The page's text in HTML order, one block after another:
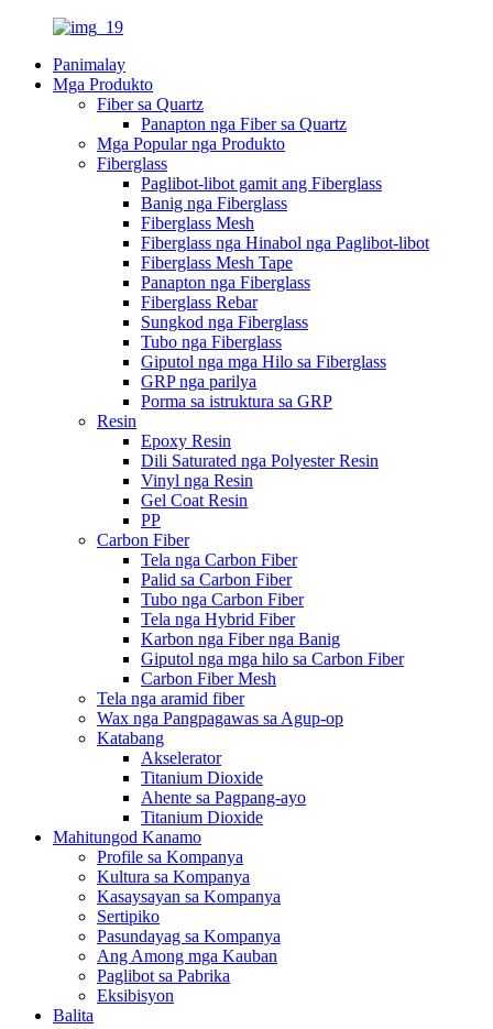
Panimalay
Mga Produkto
Fiber sa Quartz
Panapton nga Fiber sa Quartz
Mga Popular nga Produkto
Fiberglass
Paglibot-libot gamit ang Fiberglass
Banig nga Fiberglass
Fiberglass Mesh
Fiberglass nga Hinabol nga Paglibot-libot
Fiberglass Mesh Tape
Panapton nga Fiberglass
Fiberglass Rebar
Sungkod nga Fiberglass
Tubo nga Fiberglass
Giputol nga mga Hilo sa Fiberglass
GRP nga parilya
Porma sa istruktura sa GRP
Resin
Epoxy Resin
Dili Saturated nga Polyester Resin
Vinyl nga Resin
Gel Coat Resin
PP
Carbon Fiber
Tela nga Carbon Fiber
Palid sa Carbon Fiber
Tubo nga Carbon Fiber
Tela nga Hybrid Fiber
Karbon nga Fiber nga Banig
Giputol nga mga hilo sa Carbon Fiber
Carbon Fiber Mesh
Tela nga aramid fiber
Wax nga Pangpagawas sa Agup-op
Katabang
Akselerator
Titanium Dioxide
Ahente sa Pagpang-ayo
Titanium Dioxide
Mahitungod Kanamo
Profile sa Kompanya
Kultura sa Kompanya
Kasaysayan sa Kompanya
Sertipiko
Pasundayag sa Kompanya
Ang Among mga Kauban
Paglibot sa Pabrika
Eksibisyon
Balita